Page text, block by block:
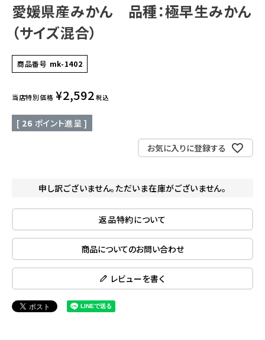
愛媛県産みかん 品種：極早生みかん
（サイズ混合）
商品番号 mk-1402
当店特別価格 ¥2,592 税込
[ 26 ポイント進呈 ]
お気に入りに登録する
申し訳ございません。ただいま在庫がございません。
返品特約について
商品についてのお問い合わせ
レビューを書く